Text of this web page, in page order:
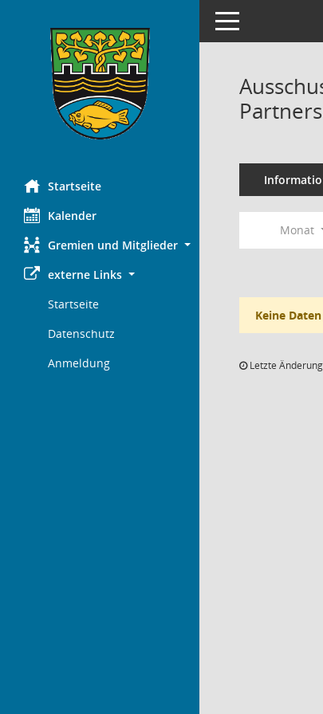
Startseite
Kalender
Gremien und Mitglieder
externe Links
Startseite
Datenschutz
Anmeldung
Toggle navigation
Monat
Keine
Letzte